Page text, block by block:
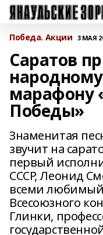
Победа. Акции 3 МАЯ
Саратов
марафону
Победы»
Знаменитая
звучит на
первый
СССР, Леонид
всеми любимый
Всесоюзного
Глинки,